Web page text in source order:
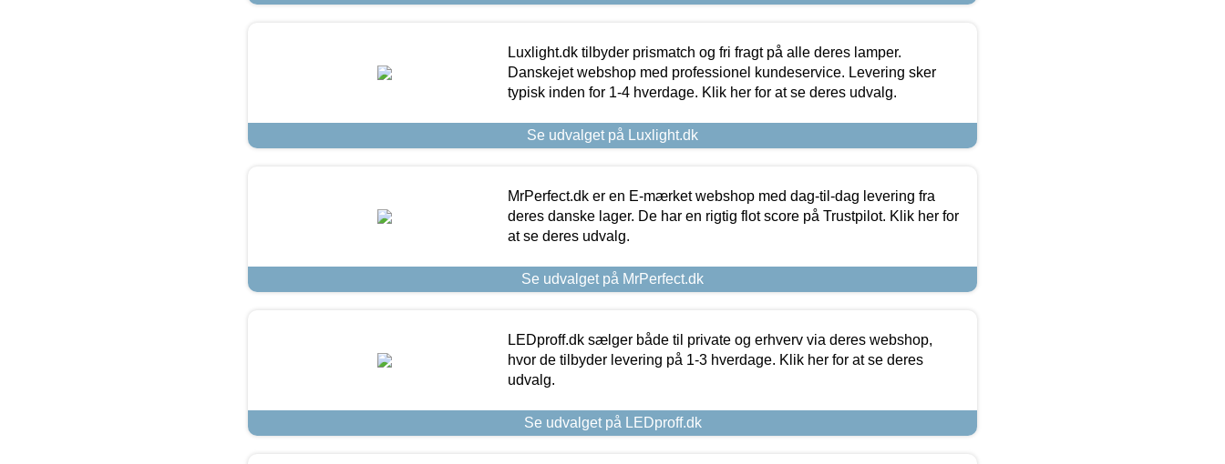
Luxlight.dk tilbyder prismatch og fri fragt på alle deres lamper.
Danskejet webshop med professionel kundeservice. Levering sker
typisk inden for 1-4 hverdage. Klik her for at se deres udvalg.
Se udvalget på Luxlight.dk
MrPerfect.dk er en E-mærket webshop med dag-til-dag levering fra
deres danske lager. De har en rigtig flot score på Trustpilot. Klik her for
at se deres udvalg.
Se udvalget på MrPerfect.dk
LEDproff.dk sælger både til private og erhverv via deres webshop,
hvor de tilbyder levering på 1-3 hverdage. Klik her for at se deres
udvalg.
Se udvalget på LEDproff.dk